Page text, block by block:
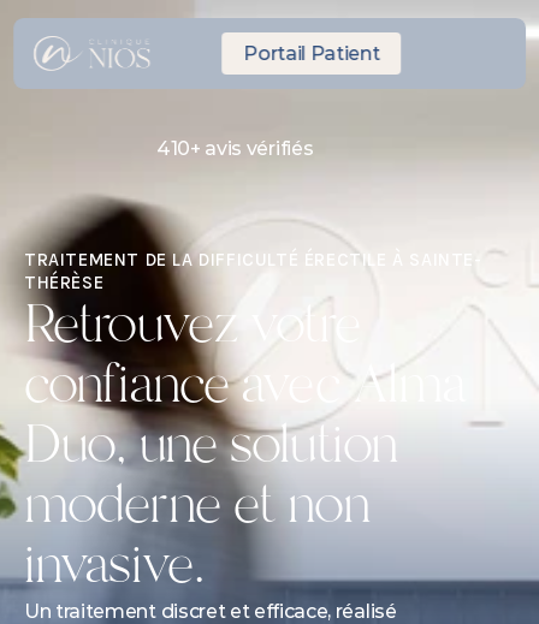
Portail Patient
410+ avis vérifiés
10 minutes de Laval
TRAITEMENT DE LA DIFFICULTÉ ÉRECTILE À SAINTE-
THÉRÈSE
Retrouvez votre
confiance avec Alma
Duo, une solution
moderne et non
invasive.
Un traitement discret et efficace, réalisé